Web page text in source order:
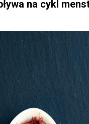
na cykl